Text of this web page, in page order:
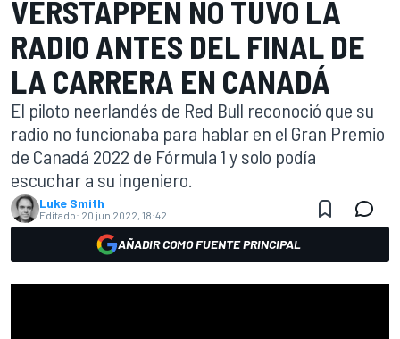
VERSTAPPEN NO TUVO LA
RADIO ANTES DEL FINAL DE
LA CARRERA EN CANADÁ
El piloto neerlandés de Red Bull reconoció que su
radio no funcionaba para hablar en el Gran Premio
de Canadá 2022 de Fórmula 1 y solo podía
escuchar a su ingeniero.
Luke Smith
Editado: 20 jun 2022, 18:42
AÑADIR COMO FUENTE PRINCIPAL